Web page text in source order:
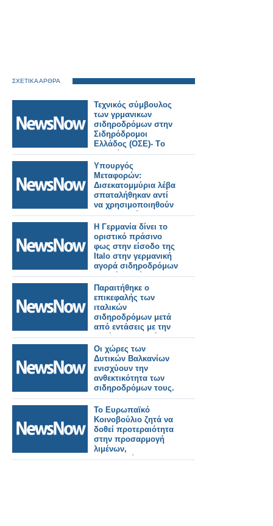
ΣΧΕΤΙΚΑ ΑΡΘΡΑ
Τεχνικός σύμβουλος
των γρμανικων
σιδηροδρόμων στην
Σιδηρόδρομοι
Ελλάδος (ΟΣΕ)- Tο
αντικείμενο της
συνεργασίας.
Υπουργός
Μεταφορών:
Δισεκατομμύρια λέβα
σπαταλήθηκαν αντί
να χρησιμοποιηθούν
για μεταρρύθμιση των
σιδηροδρόμων.
Η Γερμανία δίνει το
οριστικό πράσινο
φως στην είσοδο της
Italo στην γερμανική
αγορά σιδηροδρόμων
υψηλής ταχύτητας.
Παραιτήθηκε ο
επικεφαλής των
ιταλικών
σιδηροδρόμων μετά
από εντάσεις με την
κυβέρνηση Μελόνι.
Οι χώρες των
Δυτικών Βαλκανίων
ενισχύουν την
ανθεκτικότητα των
σιδηροδρόμων τους.
Το Ευρωπαϊκό
Κοινοβούλιο ζητά να
δοθεί προτεραιότητα
στην προσαρμογή
λιμένων,
αεροδρομίων και